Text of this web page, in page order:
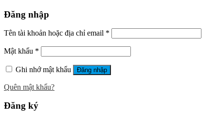
Đăng nhập
Tên tài khoản hoặc địa chỉ email *
Mật khẩu *
Ghi nhớ mật khẩu Đăng nhập
Quên mật khẩu?
Đăng ký